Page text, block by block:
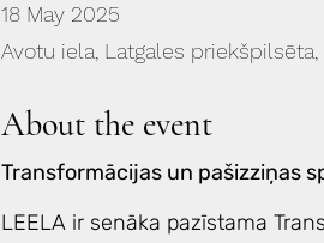
18 May 2025
Avotu iela, Latgales priekšpilsēta,
About the event
Transformācijas un pašizziņas
LEELA ir senāka pazīstama